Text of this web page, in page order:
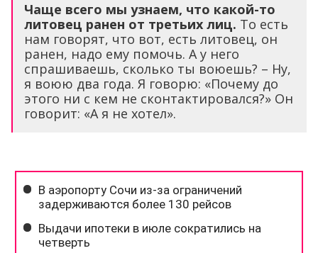
Чаще всего мы узнаем, что какой-то
литовец ранен от третьих лиц. То есть
нам говорят, что вот, есть литовец, он
ранен, надо ему помочь. А у него
спрашиваешь, сколько ты воюешь? – Ну,
я воюю два года. Я говорю: «Почему до
этого ни с кем не сконтактировался?» Он
говорит: «А я не хотел».